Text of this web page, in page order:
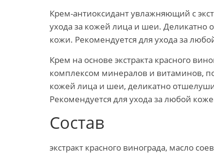
Крем-антиоксидант увлажняющий с
ухода за кожей лица и шеи. Деликатно
кожи. Рекомендуется для ухода за
Крем на основе экстракта красного
комплексом минералов и витаминов,
кожей лица и шеи, деликатно
Рекомендуется для ухода за любой
Состав
экстракт красного винограда, масло